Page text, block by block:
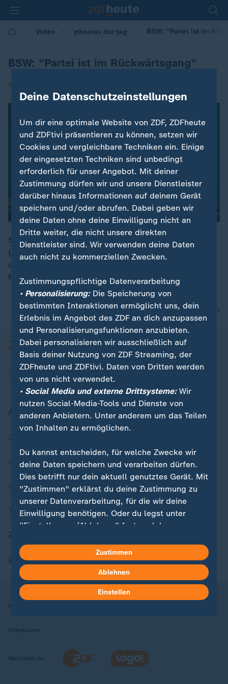
Video phoenix der tag BSW: "Partei ist im
BSW: "Partei ist im Rückwärtsgang"
11.11.2025 | 00:02
00:06
Schaltgespräch mit Prof. Wolfgang Schroeder
(Politikwissenschaftler Universität Kassel) zum BSW
und dem Rücktritt von Sahra Wagenknecht als
Parteivorsitzende, phoenix der tag am 10.11.25
nach oben
Aktuell bei ZDFheute
Aktuelle Sendungs-Videos
ZDFheute Stories
Themen im Überblick
ZDFheute Apps
Nutzungsbedingungen
Impressum
Wechseln zu:
Deine Datenschutzeinstellungen
Um dir eine optimale Website von ZDF, ZDFheute
und ZDFtivi präsentieren zu können, setzen wir
Cookies und vergleichbare Techniken ein. Einige
der eingesetzten Techniken sind unbedingt
erforderlich für unser Angebot. Mit deiner
Zustimmung dürfen wir und unsere Dienstleister
darüber hinaus Informationen auf deinem Gerät
speichern und/oder abrufen. Dabei geben wir
deine Daten ohne deine Einwilligung nicht an
Dritte weiter, die nicht unsere direkten
Dienstleister sind. Wir verwenden deine Daten
auch nicht zu kommerziellen Zwecken.
Zustimmungspflichtige Datenverarbeitung
• Personalisierung:Die Speicherung von
bestimmten Interaktionen ermöglicht uns, dein
Erlebnis im Angebot des ZDF an dich anzupassen
und Personalisierungsfunktionen anzubieten.
Dabei personalisieren wir ausschließlich auf
Basis deiner Nutzung von ZDF Streaming, der
ZDFheute und ZDFtivi. Daten von Dritten werden
von uns nicht verwendet.
• Social Media und externe Drittsysteme:Wir
nutzen Social-Media-Tools und Dienste von
anderen Anbietern. Unter anderem um das Teilen
von Inhalten zu ermöglichen.
Du kannst entscheiden, für welche Zwecke wir
deine Daten speichern und verarbeiten dürfen.
Dies betrifft nur dein aktuell genutztes Gerät. Mit
"Zustimmen" erklärst du deine Zustimmung zu
unserer Datenverarbeitung, für die wir deine
Einwilligung benötigen. Oder du legst unter
"Einstellungen/Ablehnen" fest, welchen
welchen nicht. Deine Datenschutzeinstellungen
kannst du jederzeit mit Wirkung für die Zukunft
in deinen Einstellungen widerrufen oder ändern.
Hier findest du das Impressum.
Zustimmen
Ablehnen
Einstellen